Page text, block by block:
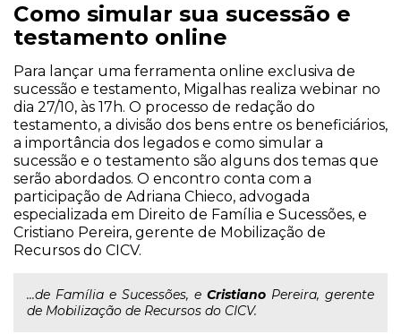
Como simular sua sucessão e
testamento online
Para lançar uma ferramenta online exclusiva de
sucessão e testamento, Migalhas realiza webinar no
dia 27/10, às 17h. O processo de redação do
testamento, a divisão dos bens entre os beneficiários,
a importância dos legados e como simular a
sucessão e o testamento são alguns dos temas que
serão abordados. O encontro conta com a
participação de Adriana Chieco, advogada
especializada em Direito de Família e Sucessões, e
Cristiano Pereira, gerente de Mobilização de
Recursos do CICV.
...de Família e Sucessões, e Cristiano Pereira, gerente
de Mobilização de Recursos do CICV.